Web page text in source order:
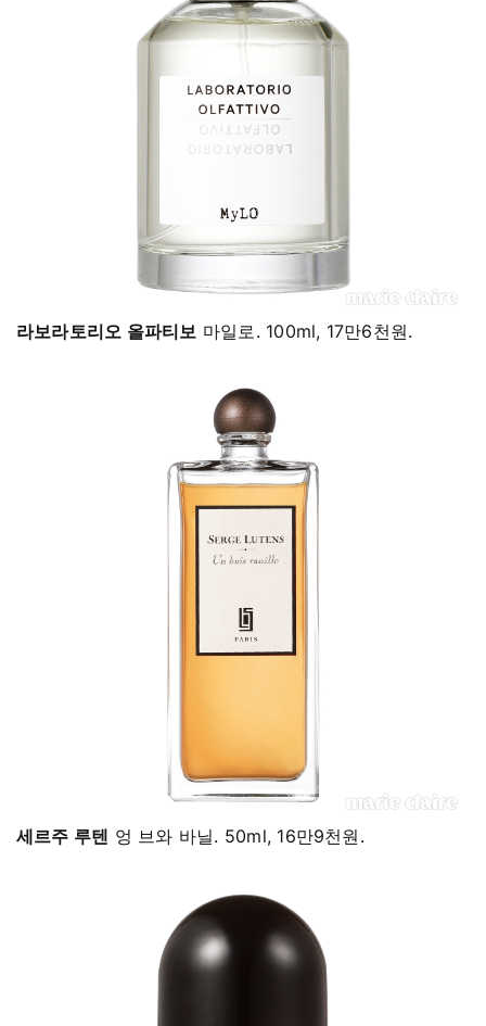
라보라토리오 올파티보 마일로. 100ml, 17만6천원.
세르주 루텐 엉 브와 바닐. 50ml, 16만9천원.